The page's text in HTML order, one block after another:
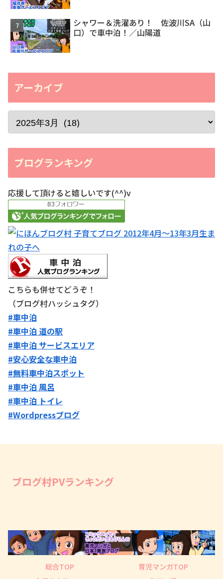
シャワー＆洗濯あり！ 佐波川SA（山
口）で車中泊！／山陽道
アーカイブ
ブログランキング
応援して頂けると嬉しいです(^^)v
こちらも併せてどうぞ！
（ブログ村ハッシュタグ）
#車中泊
#車中泊 道の駅
#車中泊 サービスエリア
#安心安全な車中泊
#無料車中泊スポット
#車中泊 風呂
#車中泊 トイレ
#Wordpressブログ
ブログ村PVランキング
総合TOP
育児マンガTOP